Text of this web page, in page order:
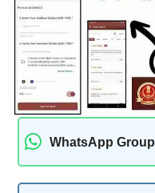
WhatsApp Group